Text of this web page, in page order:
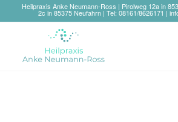
Heilpraxis Anke Neumann-Ross | Pirolweg 12a in
2c in 85375 Neufahrn | Tel: 08161/8626171 |